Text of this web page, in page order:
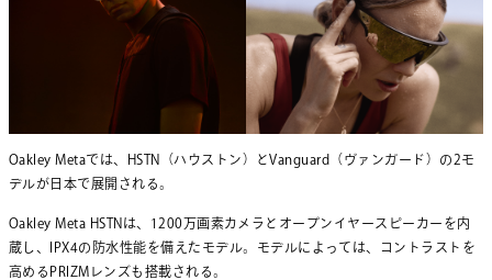
Oakley Metaでは、HSTN（ハウストン）とVanguard（ヴァンガード）の2モ
デルが日本で展開される。
Oakley Meta HSTNは、1200万画素カメラとオープンイヤースピーカーを内
蔵し、IPX4の防水性能を備えたモデル。モデルによっては、コントラストを
高めるPRIZMレンズも搭載される。